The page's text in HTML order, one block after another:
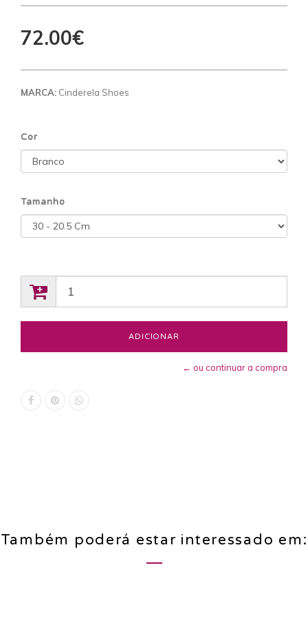
72.00€
MARCA: Cinderela Shoes
Cor
Tamanho
← ou continuar a compra
Também poderá estar interessado em: